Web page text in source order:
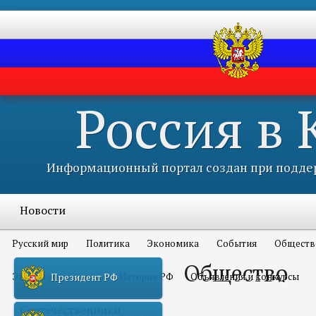
Россия в
Информационный портал создан при
Новости
Русский мир Политика Экономика События
Это интересно всем История РФ Объявления и конкурсы
Соотечественники
Президент РФ Общество